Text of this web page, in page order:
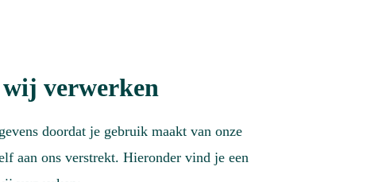
wij verwerken
doordat je gebruik maakt van onze
aan ons verstrekt. Hieronder vind je een